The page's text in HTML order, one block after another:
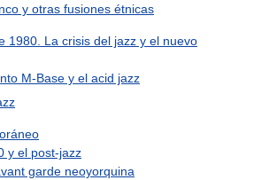
y otras fusiones étnicas
1980. La crisis del jazz y el nuevo
M-Base y el acid jazz
y el post-jazz
garde neoyorquina